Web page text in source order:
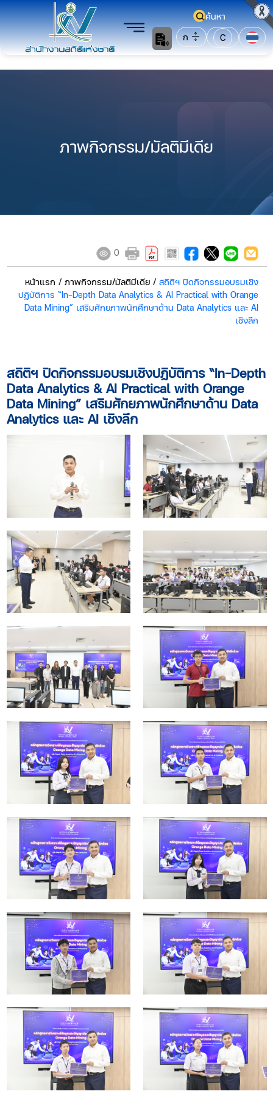
ค้นหา
ก
C
ภาพกิจกรรม/มัลติมีเดีย
0
หน้าแรก / ภาพกิจกรรม/มัลติมีเดีย/ สถิติฯ ปิดกิจกรรมอบรมเชิง
ปฏิบัติการ “In-Depth Data Analytics & AI Practical with Orange
Data Mining” เสริมศักยภาพนักศึกษาด้าน Data Analytics และ AI
เชิงลึก
สถิติฯ ปิดกิจกรรมอบรมเชิงปฏิบัติการ “In-Depth
Data Analytics & AI Practical with Orange
Data Mining” เสริมศักยภาพนักศึกษาด้าน Data
Analytics และ AI เชิงลึก